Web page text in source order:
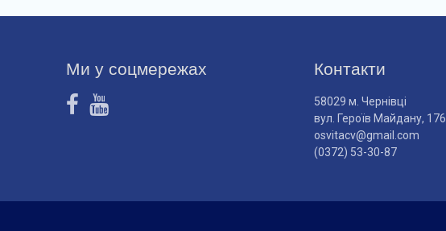
Ми у соцмережах Контакти
58029 м. Чернівці
вул. Героїв Майдану, 176
osvitacv@gmail.com
(0372) 53-30-87